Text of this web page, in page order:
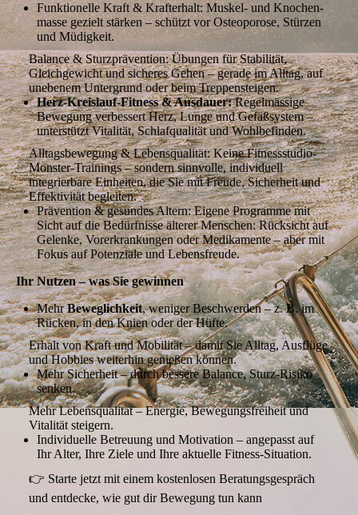
Funktionelle Kraft & Kraft­erhalt: Muskel- und Knochen­
masse gezielt stärken – schützt vor Osteoporose, Stürzen
und Müdigkeit.
Balance & Sturz­prävention: Übungen für Stabilität,
Gleichgewicht und sicheres Gehen – gerade im Alltag, auf
unebenem Untergrund oder beim Treppensteigen.
Herz-Kreislauf‐Fitness & Ausdauer:Regelmässige
Bewegung verbessert Herz, Lunge und Gefäßsystem –
unterstützt Vitalität, Schlafqualität und Wohlbefinden.
Alltags­bewegung & Lebensqualität: Keine Fitnessstudio-
Monster-Trainings – sondern sinnvolle, individuell
integrierbare Einheiten, die Sie mit Freude, Sicherheit und
Effektivität begleiten.
Prävention & gesundes Altern: Eigene Programme mit
Sicht auf die Bedürfnisse älterer Menschen: Rücksicht auf
Gelenke, Vorerkrankungen oder Medikamente – aber mit
Fokus auf Potenziale und Lebensfreude.
Ihr Nutzen – was Sie gewinnen
MehrBeweglichkeit, weniger Beschwerden – z. B. im
Rücken, in den Knien oder der Hüfte.
Erhalt von Kraft und Mobilität – damit Sie Alltag, Ausflüge
und Hobbies weiterhin genießen können.
Mehr Sicherheit – durch bessere Balance, Sturz-Risiko
senken.
Mehr Lebensqualität – Energie, Bewegungsfreiheit und
Vitalität steigern.
Individuelle Betreuung und Motivation – angepasst auf
Ihr Alter, Ihre Ziele und Ihre aktuelle Fitness-Situation.
👉 Starte jetzt mit einem kostenlosen Beratungsgespräch
und entdecke, wie gut dir Bewegung tun kann